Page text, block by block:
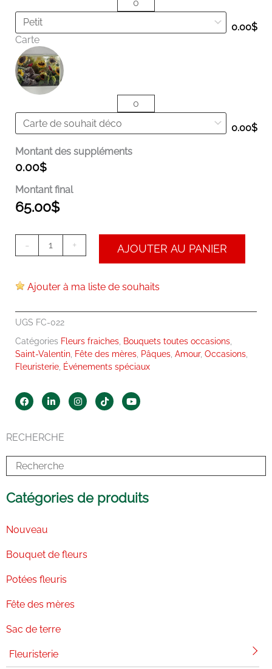
RECHERCHE
Catégories de produits
Nouveau
Bouquet de fleurs
Potées fleuris
Fête des mères
Sac de terre
Fleuristerie
0.00$
Carte
0.00$
Montant des suppléments
0.00$
Montant final
65.00$
- + AJOUTER AU PANIER
Ajouter à ma liste de souhaits
UGS FC-022
Catégories Fleurs fraiches Bouquets toutes occasions
Saint-Valentin Fête des mères Pâques Amour, Occasions
Fleuristerie Événements spéciaux
F
a
b
o
k
L
i
e
d
n
-
i
I
n
a
T
i
Y
o